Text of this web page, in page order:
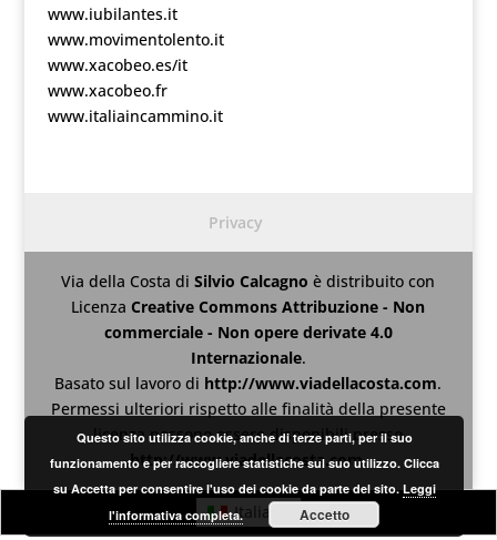
www.iubilantes.it
www.movimentolento.it
www.xacobeo.es/it
www.xacobeo.fr
www.italiaincammino.it
Privacy
Via della Costa diSilvio Calcagnoè distribuito con
LicenzaCreative Commons Attribuzione - Non
commerciale - Non opere derivate 4.0
Internazionale.
Basato sul lavoro di http://www.viadellacosta.com.
Permessi ulteriori rispetto alle finalità della presente
licenza possono essere disponibili presso
http://www.viadellacosta.com.
Italiano
Questo sito utilizza cookie, anche di terze parti, per il suo
funzionamento e per raccogliere statistiche sul suo utilizzo. Clicca
su Accetta per consentire l'uso dei cookie da parte del sito.Leggi
l'informativa completa.
Accetto